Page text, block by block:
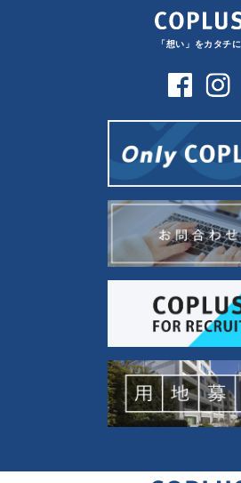
「想い」をカタチに